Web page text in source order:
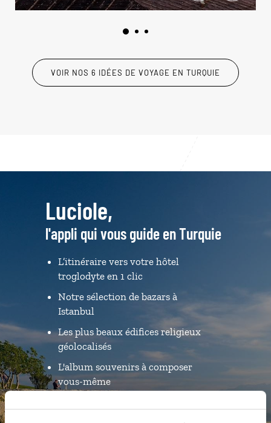
VOIR NOS 6 IDÉES DE VOYAGE EN TURQUIE
Luciole,
l'appli qui vous guide en Turquie
L’itinéraire vers votre hôtel
troglodyte en 1 clic
Notre sélection de bazars à
Istanbul
Les plus beaux édifices religieux
géolocalisés
L'album souvenirs à composer
vous-même